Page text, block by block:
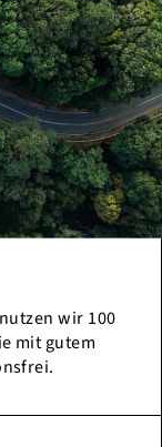
wir 100
mit gutem